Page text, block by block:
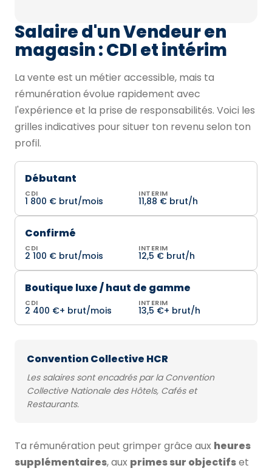
Salaire d'un Vendeur en
magasin : CDI et intérim
La vente est un métier accessible, mais ta
rémunération évolue rapidement avec
l'expérience et la prise de responsabilités. Voici les
grilles indicatives pour situer ton revenu selon ton
profil.
Débutant
CDI
1 800 € brut/mois
INTERIM
11,88 € brut/h
Confirmé
CDI
2 100 € brut/mois
INTERIM
12,5 € brut/h
Boutique luxe / haut de gamme
CDI
2 400 €+ brut/mois
INTERIM
13,5 €+ brut/h
Convention Collective HCR
Les salaires sont encadrés par la Convention
Collective Nationale des Hôtels, Cafés et
Restaurants.
Ta rémunération peut grimper grâce aux heures
supplémentaires, aux primes sur objectifset